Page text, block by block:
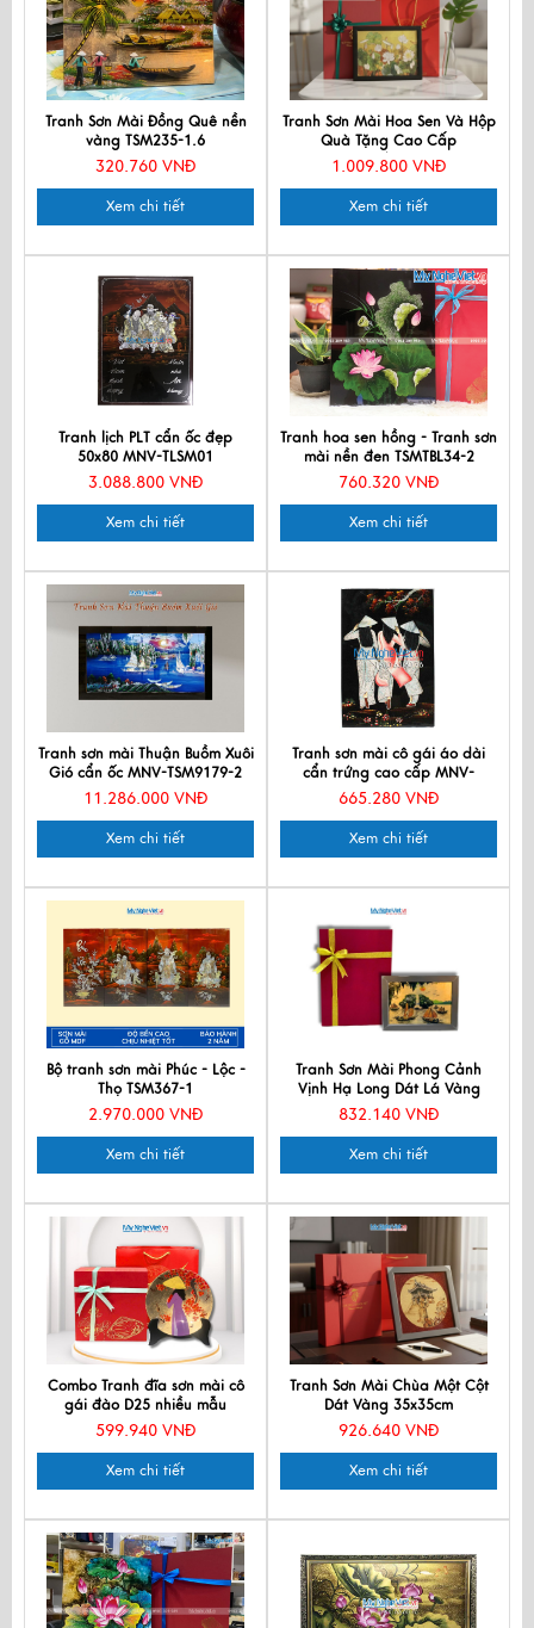
Tranh Sơn Mài Đồng Quê nền
vàng TSM235-1.6
320.760 VNĐ
Xem chi tiết
Tranh Sơn Mài Hoa Sen Và Hộp
Quà Tặng Cao Cấp
TBL34/17K3-6
1.009.800 VNĐ
Xem chi tiết
Tranh lịch PLT cẩn ốc đẹp
50x80 MNV-TLSM01
3.088.800 VNĐ
Xem chi tiết
Tranh hoa sen hồng - Tranh sơn
mài nền đen TSMTBL34-2
760.320 VNĐ
Xem chi tiết
Tranh sơn mài Thuận Buồm Xuôi
Gió cẩn ốc MNV-TSM9179-2
11.286.000 VNĐ
Xem chi tiết
Tranh sơn mài cô gái áo dài
cẩn trứng cao cấp MNV-
TSM2030-2
665.280 VNĐ
Xem chi tiết
Bộ tranh sơn mài Phúc - Lộc -
Thọ TSM367-1
2.970.000 VNĐ
Xem chi tiết
Tranh Sơn Mài Phong Cảnh
Vịnh Hạ Long Dát Lá Vàng
25x35cm tsm2535.5
832.140 VNĐ
Xem chi tiết
Combo Tranh đĩa sơn mài cô
gái đào D25 nhiều mẫu
MNVTD251
599.940 VNĐ
Xem chi tiết
Tranh Sơn Mài Chùa Một Cột
Dát Vàng 35x35cm
MNVTBL007.1
926.640 VNĐ
Xem chi tiết